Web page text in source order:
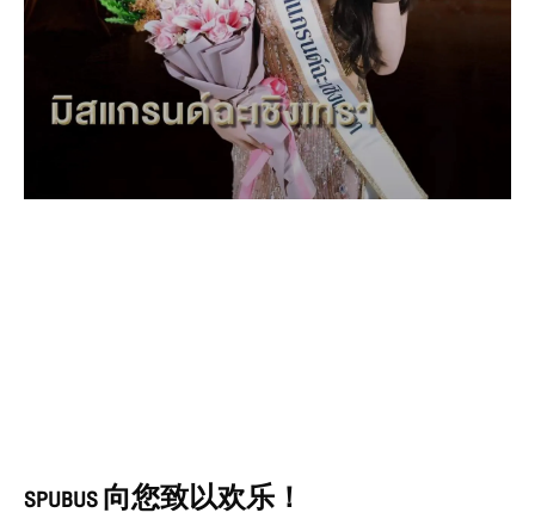
SPUBUS 向您致以欢乐！